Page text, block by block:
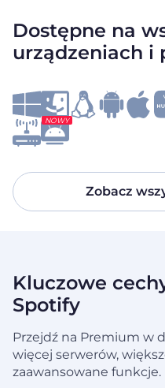
Dostępne na
urządzeniach i
NOWY
Zobacz
Kluczowe
Spotify
Przejdź na Premium
więcej serwerów,
zaawansowane funkcje.